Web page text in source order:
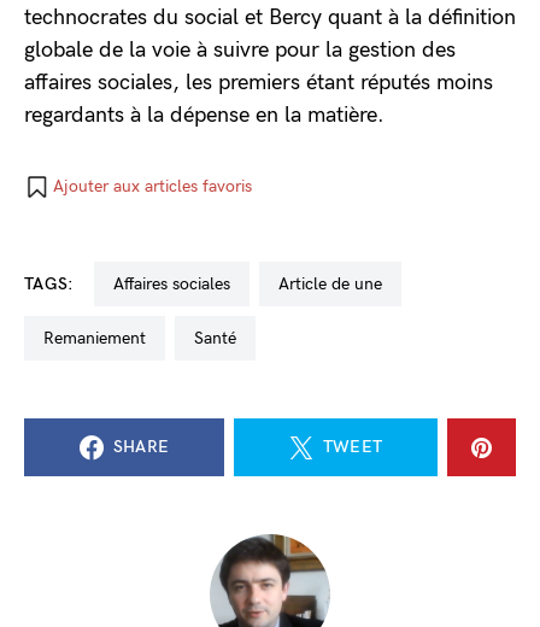
technocrates du social et Bercy quant à la définition
globale de la voie à suivre pour la gestion des
affaires sociales, les premiers étant réputés moins
regardants à la dépense en la matière.
Ajouter aux articles favoris
TAGS: affaires sociales Article de une
remaniement santé
SHARE TWEET